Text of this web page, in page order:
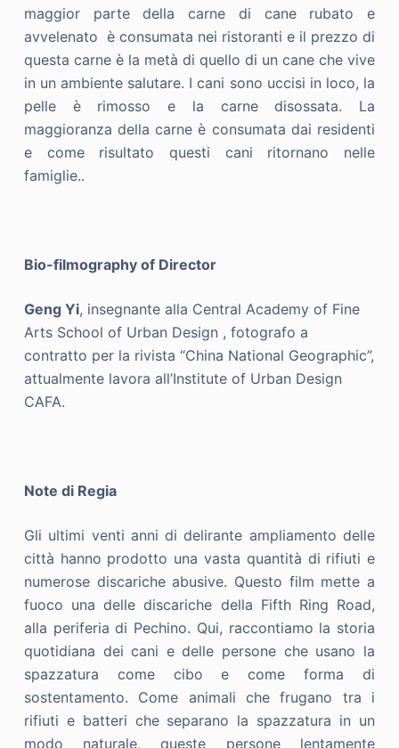
maggior parte della carne di cane rubato e
avvelenato è consumata nei ristoranti e il prezzo di
questa carne è la metà di quello di un cane che vive
in un ambiente salutare. I cani sono uccisi in loco, la
pelle è rimosso e la carne disossata. La
maggioranza della carne è consumata dai residenti
e come risultato questi cani ritornano nelle
famiglie..
Bio-filmography of Director
Geng Yi, insegnante alla Central Academy of Fine
Arts School of Urban Design , fotografo a
contratto per la rivista “China National Geographic”,
attualmente lavora all’Institute of Urban Design
CAFA.
Note di Regia
Gli ultimi venti anni di delirante ampliamento delle
città hanno prodotto una vasta quantità di rifiuti e
numerose discariche abusive. Questo film mette a
fuoco una delle discariche della Fifth Ring Road,
alla periferia di Pechino. Qui, raccontiamo la storia
quotidiana dei cani e delle persone che usano la
spazzatura come cibo e come forma di
sostentamento. Come animali che frugano tra i
rifiuti e batteri che separano la spazzatura in un
modo naturale, queste persone lentamente